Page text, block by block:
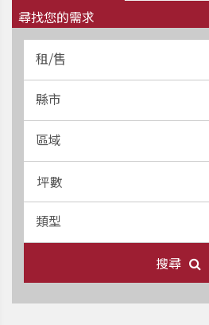
尋找您的需求
租/售
縣市
區域
坪數
類型
搜尋